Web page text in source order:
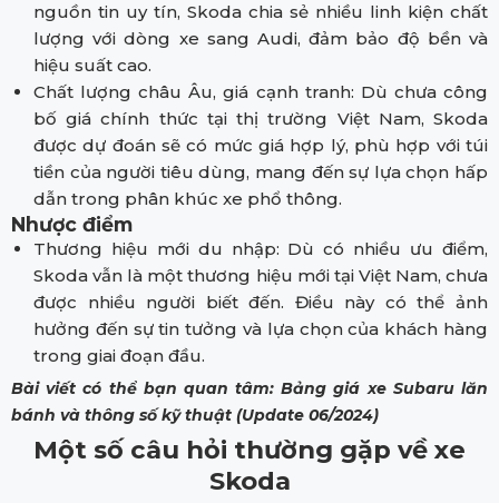
nguồn tin uy tín, Skoda chia sẻ nhiều linh kiện chất
lượng với dòng xe sang Audi, đảm bảo độ bền và
hiệu suất cao.
Chất lượng châu Âu, giá cạnh tranh: Dù chưa công
bố giá chính thức tại thị trường Việt Nam, Skoda
được dự đoán sẽ có mức giá hợp lý, phù hợp với túi
tiền của người tiêu dùng, mang đến sự lựa chọn hấp
dẫn trong phân khúc xe phổ thông.
Nhược điểm
Thương hiệu mới du nhập: Dù có nhiều ưu điểm,
Skoda vẫn là một thương hiệu mới tại Việt Nam, chưa
được nhiều người biết đến. Điều này có thể ảnh
hưởng đến sự tin tưởng và lựa chọn của khách hàng
trong giai đoạn đầu.
Bài viết có thể bạn quan tâm:Bảng giá xe Subaru lăn
bánh và thông số kỹ thuật (Update 06/2024)
Một số câu hỏi thường gặp về xe
Skoda